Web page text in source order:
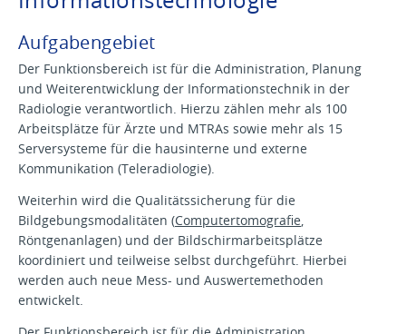
Aufgabengebiet
Der Funktionsbereich ist für die Administration, Planung
und Weiterentwicklung der Informationstechnik in der
Radiologie verantwortlich. Hierzu zählen mehr als 100
Arbeitsplätze für Ärzte und MTRAs sowie mehr als 15
Serversysteme für die hausinterne und externe
Kommunikation (Teleradiologie).
Weiterhin wird die Qualitätssicherung für die
Bildgebungsmodalitäten (Computertomografie
Röntgenanlagen) und der Bildschirmarbeitsplätze
koordiniert und teilweise selbst durchgeführt. Hierbei
werden auch neue Mess- und Auswertemethoden
entwickelt.